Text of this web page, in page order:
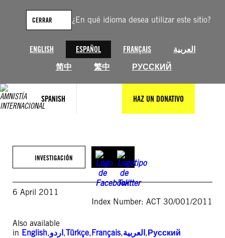
¿En qué idioma desea utilizar este sitio?
ENGLISH ESPAÑOL FRANÇAIS
العربية
简中
繁中 РУССКИЙ
CERRAR
SPANISH HAZ UN DONATIVO
contenido
INVESTIGACIÓN
6 April 2011
Index Number: ACT 30/001/2011
Also available
in English,اردو,Türkçe,Français,العربية,Русский